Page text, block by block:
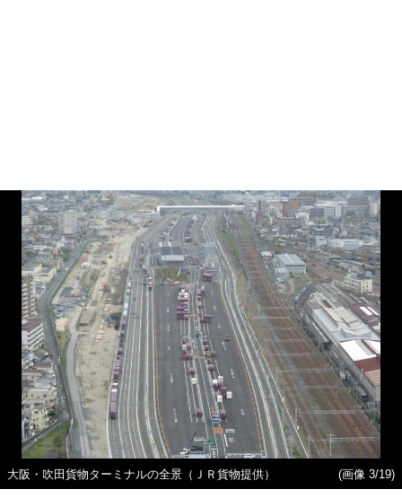
大阪・吹田貨物ターミナルの全景（ＪＲ貨物提供） (画像 3/19)